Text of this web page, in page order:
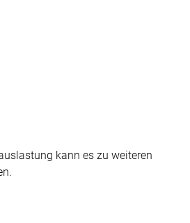
kann es zu weiteren